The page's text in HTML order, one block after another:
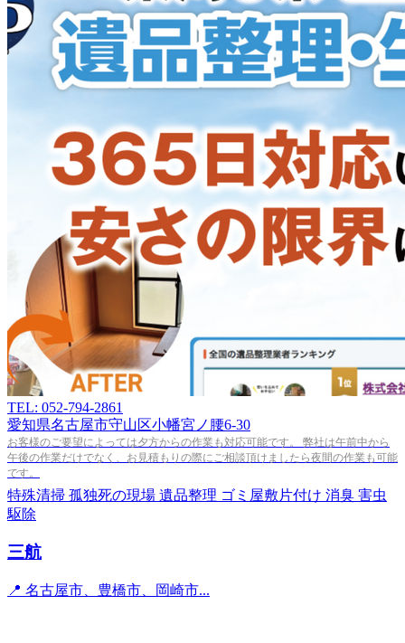
TEL: 052-794-2861
愛知県名古屋市守山区小幡宮ノ腰6-30
お客様のご要望によっては夕方からの作業も対応可能です。 弊社は午前中から
午後の作業だけでなく、お見積もりの際にご相談頂けましたら夜間の作業も可能
です。
特殊清掃 孤独死の現場 遺品整理 ゴミ屋敷片付け 消臭 害虫
駆除
三航
📍 名古屋市、豊橋市、岡崎市...